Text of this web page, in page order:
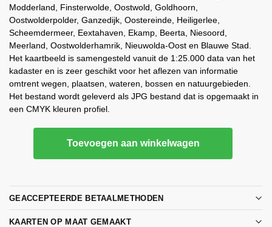
Modderland, Finsterwolde, Oostwold, Goldhoorn,
Oostwolderpolder, Ganzedijk, Oostereinde, Heiligerlee,
Scheemdermeer, Eextahaven, Ekamp, Beerta, Niesoord,
Meerland, Oostwolderhamrik, Nieuwolda-Oost en Blauwe Stad.
Het kaartbeeld is samengesteld vanuit de 1:25.000 data van het
kadaster en is zeer geschikt voor het aflezen van informatie
omtrent wegen, plaatsen, wateren, bossen en natuurgebieden.
Het bestand wordt geleverd als JPG bestand dat is opgemaakt in
een CMYK kleuren profiel.
Toevoegen aan winkelwagen
GEACCEPTEERDE BETAALMETHODEN
KAARTEN OP MAAT GEMAAKT